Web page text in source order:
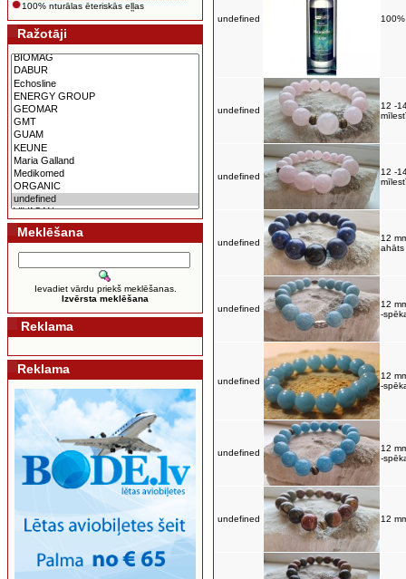
100% nturālas ēteriskās eļļas
Ražotāji
Meklēšana
Ievadiet vārdu priekš meklēšanas.
Izvērsta meklēšana
Reklama
Reklama
undefined
undefined
12 -
undefined
12 -
undefined
12
ahāts
undefined
12
-
undefined
12
-
undefined
12
-
undefined 12